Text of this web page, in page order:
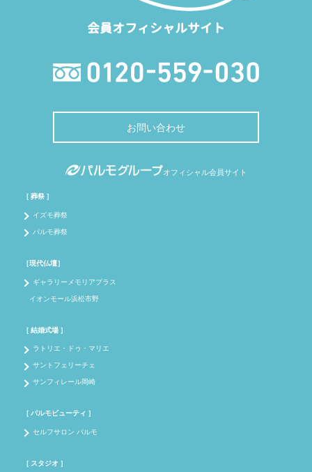
会員オフィシャルサイト
お問い合わせ
オフィシャル会員サイト
［ 葬祭 ］
イズモ葬祭
パルモ葬祭
［現代仏壇］
ギャラリーメモリアプラス
イオンモール浜松市野
［ 結婚式場 ］
ラトリエ・ドゥ・マリエ
サントフェリーチェ
サンフィレール岡崎
［ パルモビューティ ］
セルフサロン パルモ
［ スタジオ ］